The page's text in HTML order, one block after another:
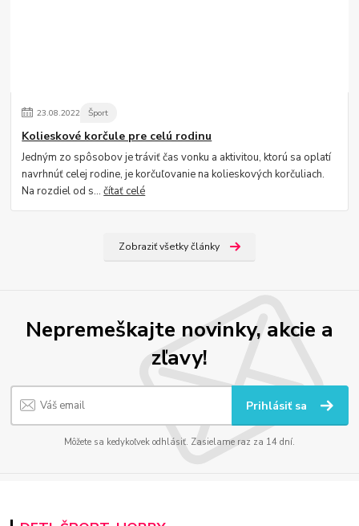
23.08.2022 Šport
Kolieskové korčule pre celú rodinu
Jedným zo spôsobov je tráviť čas vonku a aktivitou, ktorú sa oplatí
navrhnúť celej rodine, je korčuľovanie na kolieskových korčuliach.
Na rozdiel od s...čítať celé
Zobraziť všetky články
Nepremeškajte novinky, akcie a
zľavy!
Prihlásiť sa
Môžete sa kedykoľvek odhlásiť. Zasielame raz za 14 dní.